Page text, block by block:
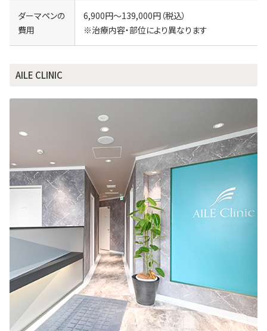
ダーマペンの
費用
6,900円～139,000円（税込）
※治療内容・部位により異なります
AILE CLINIC